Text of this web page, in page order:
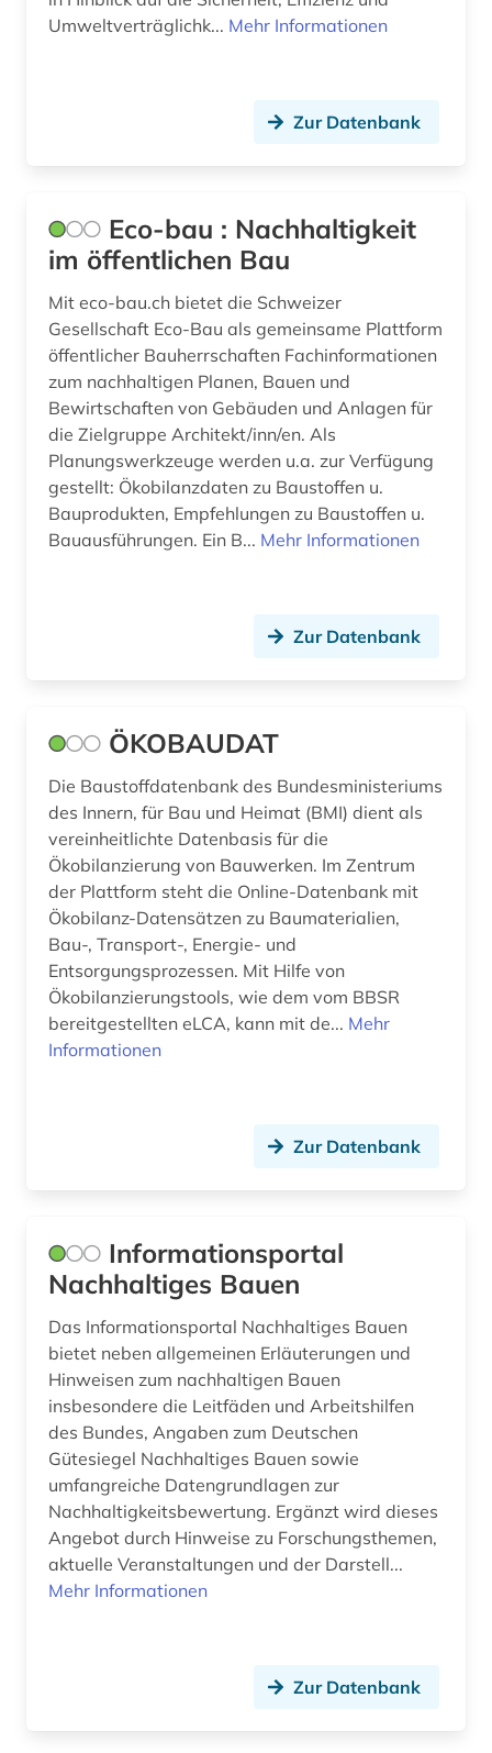
Wirtschaftswissenschaften (8)
ozean (1)
stadtplanung (1)
standortfaktoren (1)
steuer (1)
streaming (1)
technik (2)
technologie (1)
umweltökonomie (1)
video (2)
volkswirtschaft (1)
waldökosystem (1)
werkstoff (2)
wetter (1)
wirtschaft (1)
wissenschaftlich-technischer fortschritt (1)
ökologie (2)
ökosystem (1)
Umweltverträglichk... Mehr Informationen
Zur Datenbank
Eco-bau : Nachhaltigkeit
im öffentlichen Bau
Mit eco-bau.ch bietet die Schweizer
Gesellschaft Eco-Bau als gemeinsame Plattform
öffentlicher Bauherrschaften Fachinformationen
zum nachhaltigen Planen, Bauen und
Bewirtschaften von Gebäuden und Anlagen für
die Zielgruppe Architekt/inn/en. Als
Planungswerkzeuge werden u.a. zur Verfügung
gestellt: Ökobilanzdaten zu Baustoffen u.
Bauprodukten, Empfehlungen zu Baustoffen u.
Bauausführungen. Ein B... Mehr Informationen
Zur Datenbank
ÖKOBAUDAT
Die Baustoffdatenbank des Bundesministeriums
des Innern, für Bau und Heimat (BMI) dient als
vereinheitlichte Datenbasis für die
Ökobilanzierung von Bauwerken. Im Zentrum
der Plattform steht die Online-Datenbank mit
Ökobilanz-Datensätzen zu Baumaterialien,
Bau-, Transport-, Energie- und
Entsorgungsprozessen. Mit Hilfe von
Ökobilanzierungstools, wie dem vom BBSR
bereitgestellten eLCA, kann mit de... Mehr
Informationen
Zur Datenbank
Informationsportal
Nachhaltiges Bauen
Das Informationsportal Nachhaltiges Bauen
bietet neben allgemeinen Erläuterungen und
Hinweisen zum nachhaltigen Bauen
insbesondere die Leitfäden und Arbeitshilfen
des Bundes, Angaben zum Deutschen
Gütesiegel Nachhaltiges Bauen sowie
umfangreiche Datengrundlagen zur
Nachhaltigkeitsbewertung. Ergänzt wird dieses
Angebot durch Hinweise zu Forschungsthemen,
aktuelle Veranstaltungen und der Darstell...
Mehr Informationen
Zur Datenbank